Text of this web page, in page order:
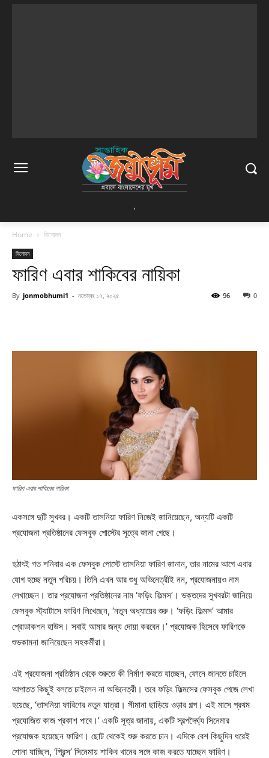
Home বিনোদন
বিনোদন
ফারিণ এবার শাকিবের নায়িকা
By jonmobhumi1 - নভেম্বর ১৭, ২০২৫ 0
96
ফারিণ এবার শাকিবের নায়িকা
একসঙ্গে দুটি সুখবর। একটি তাসনিয়া ফারিণ নিজেই জানিয়েছেন, অন্যটি একটি
প্রযোজনা প্রতিষ্ঠানের ফেসবুক পোস্টের সূত্রে জানা গেছে।
হঠাৎই গত শনিবার এক ফেসবুক পোস্টে তাসনিয়া ফারিণ জানান, তার নামের আগে এবার
যোগ হচ্ছে নতুন পরিচয়। তিনি এখন আর শুধু অভিনেত্রীই নন, প্রযোজনায়ও নাম
লেখাচ্ছেন। তার প্রযোজনা প্রতিষ্ঠানের নাম ‘ফড়িং ফিল্মস’। ভক্তদের সুখবরটা জানিয়ে
ফেসবুক স্ট্যাটাসে ফারিণ লিখেছেন, ‘নতুন অধ্যায়ের শুরু। ‘ফড়িং ফিল্মস’ আমার
প্রোডাকশন হাউস। সবাই আমার জন্য দোয়া করবেন।’ প্রযোজক হিসেবে ফারিণকে
শুভকামনা জানিয়েছেন সহকর্মীরা।
এই প্রযোজনা প্রতিষ্ঠান থেকে শুরুতে কী নির্মাণ করতে যাচ্ছেন, ফোনে জানতে চাইলে
আপাতত কিছুই বলতে চাইলেন না অভিনেত্রী। তবে ফড়িং ফিল্মসের ফেসবুক পেজে লেখা
হয়েছে, ‘তাসনিয়া ফারিণের নতুন যাত্রা। সীমানা ছাড়িয়ে ওড়ার গল্প। এই মাসে প্রথম
প্রযোজিত কাজ প্রকাশ পাবে।’ একটি সূত্র জানায়, একটি স্বল্পদৈর্ঘ্য সিনেমার
প্রযোজক হয়েছেন ফারিণ। ছোট থেকেই শুরু করতে চান। এদিকে বেশ কিছুদিন ধরেই
শোনা যাচ্ছিল, ‘প্রিন্স’ সিনেমায় শাকিব খানের সঙ্গে কাজ করতে যাচ্ছেন ফারিণ।